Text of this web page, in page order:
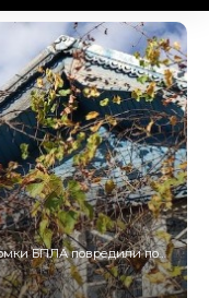
повредили постройки в частном доме в Анапе